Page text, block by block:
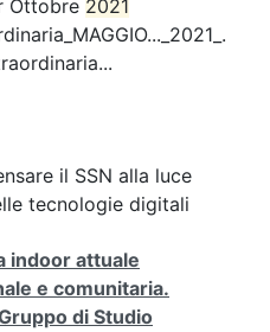
Ottobre 2021
il SSN alla luce
tecnologie digitali
indoor attuale
e comunitaria.
di Studio